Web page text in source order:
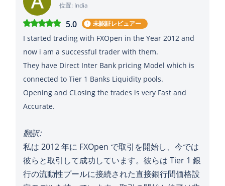
位置: India
5.0 未認証レビュアー
I started trading with FXOpen in the Year 2012 and
now i am a successful trader with them.
They have Direct Inter Bank pricing Model which is
connected to Tier 1 Banks Liquidity pools.
Opening and CLosing the trades is very Fast and
Accurate.
翻訳:
私は 2012 年に FXOpen で取引を開始し、今では
彼らと取引して成功しています。彼らは Tier 1 銀
行の流動性プールに接続された直接銀行間価格設